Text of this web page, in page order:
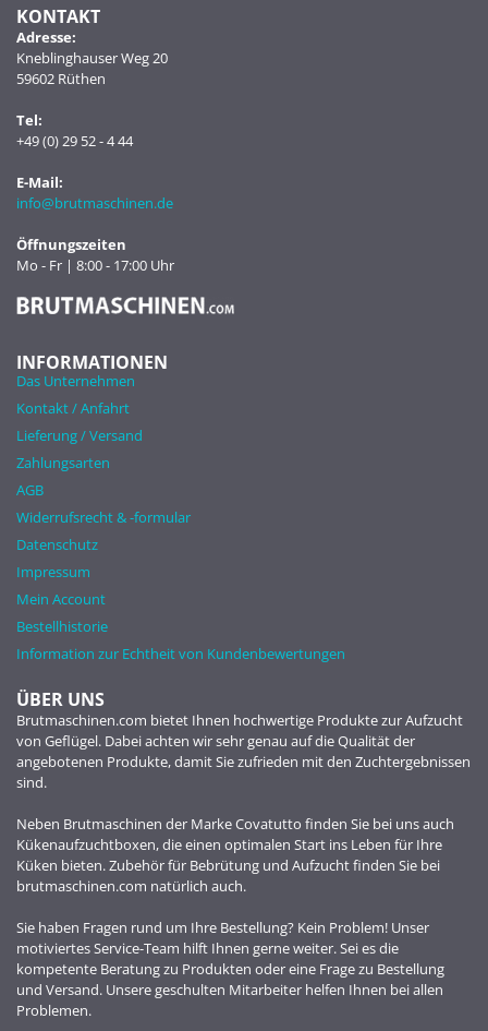
KONTAKT
Adresse:
Kneblinghauser Weg 20
59602 Rüthen
Tel:
+49 (0) 29 52 - 4 44
E-Mail:
info@brutmaschinen.de
Öffnungszeiten
Mo - Fr | 8:00 - 17:00 Uhr
INFORMATIONEN
Das Unternehmen
Kontakt / Anfahrt
Lieferung / Versand
Zahlungsarten
AGB
Widerrufsrecht & -formular
Datenschutz
Impressum
Mein Account
Bestellhistorie
Information zur Echtheit von Kundenbewertungen
ÜBER UNS
Brutmaschinen.com bietet Ihnen hochwertige Produkte zur Aufzucht
von Geflügel. Dabei achten wir sehr genau auf die Qualität der
angebotenen Produkte, damit Sie zufrieden mit den Zuchtergebnissen
sind.
Neben Brutmaschinen der Marke Covatutto finden Sie bei uns auch
Kükenaufzuchtboxen, die einen optimalen Start ins Leben für Ihre
Küken bieten. Zubehör für Bebrütung und Aufzucht finden Sie bei
brutmaschinen.com natürlich auch.
Sie haben Fragen rund um Ihre Bestellung? Kein Problem! Unser
motiviertes Service-Team hilft Ihnen gerne weiter. Sei es die
kompetente Beratung zu Produkten oder eine Frage zu Bestellung
und Versand. Unsere geschulten Mitarbeiter helfen Ihnen bei allen
Problemen.